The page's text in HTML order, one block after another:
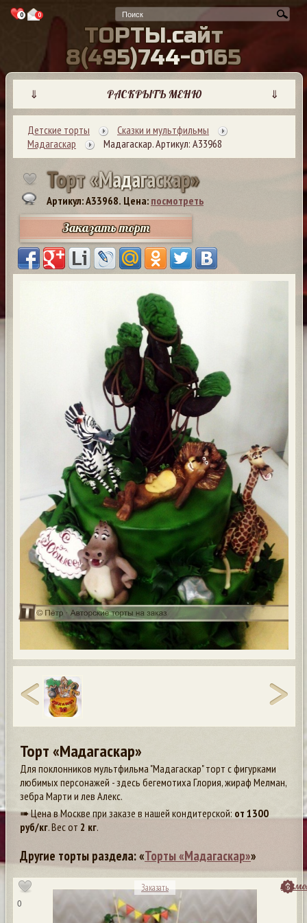
0 0
ТОРТЫ.сайт
8(495)744-0165
⇓ РАСКРЫТЬ МЕНЮ ⇓
Детские торты
Сказки и мультфильмы
Мадагаскар
Мадагаскар. Артикул: А33968
Торт«Мадагаскар»
Артикул: A33968. Цена: посмотреть
Заказать торт
Торт «Мадагаскар»
Для поклонников мультфильма "Мадагаскар" торт с фигурками
любимых персонажей - здесь бегемотиха Глория, жираф Мелман,
зебра Марти и лев Алекс.
➠ Цена в Москве при заказе в нашей кондитерской: от 1300
руб/кг. Вес от 2 кг.
Другие торты раздела: «Торты «Мадагаскар»»
0
Заказать